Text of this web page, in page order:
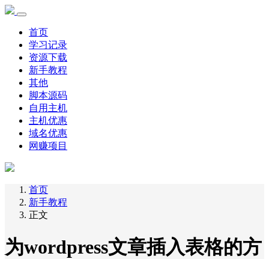
首页
学习记录
资源下载
新手教程
其他
脚本源码
自用主机
主机优惠
域名优惠
网赚项目
首页
新手教程
正文
为wordpress文章插入表格的方